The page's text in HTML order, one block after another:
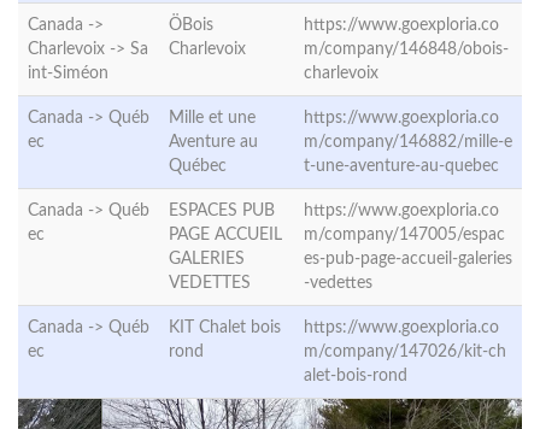
Canada ->
Charlevoix -> Sa
int-Siméon
ÖBois
Charlevoix
https://www.goexploria.co
m/company/146848/obois-
charlevoix
Canada -> Québ
ec
Mille et une
Aventure au
Québec
https://www.goexploria.co
m/company/146882/mille-e
t-une-aventure-au-quebec
Canada -> Québ
ec
ESPACES PUB
PAGE ACCUEIL
GALERIES
VEDETTES
https://www.goexploria.co
m/company/147005/espac
es-pub-page-accueil-galeries
-vedettes
Canada -> Québ
ec
KIT Chalet bois
rond
https://www.goexploria.co
m/company/147026/kit-ch
alet-bois-rond